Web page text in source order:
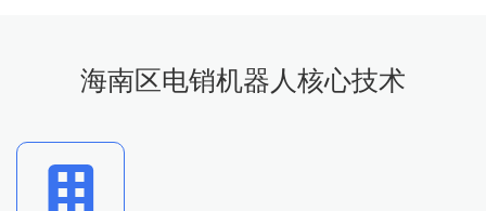
海南区电销机器人核心技术